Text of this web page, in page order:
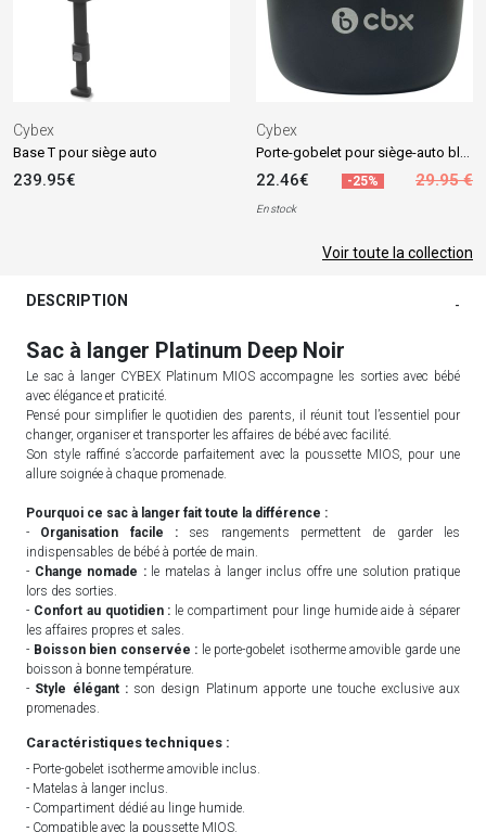
Cybex
Base T pour siège auto
239.95€
Cybex
Porte-gobelet pour siège-auto black
22.46€ -25% 29.95 €
En stock
Voir toute la collection
DESCRIPTION -
Sac à langer Platinum Deep Noir
Le sac à langer CYBEX Platinum MIOS accompagne les sorties avec bébé
avec élégance et praticité.
Pensé pour simplifier le quotidien des parents, il réunit tout l’essentiel pour
changer, organiser et transporter les affaires de bébé avec facilité.
Son style raffiné s’accorde parfaitement avec la poussette MIOS, pour une
allure soignée à chaque promenade.
Pourquoi ce sac à langer fait toute la différence :
- Organisation facile : ses rangements permettent de garder les
indispensables de bébé à portée de main.
- Change nomade :le matelas à langer inclus offre une solution pratique
lors des sorties.
- Confort au quotidien : le compartiment pour linge humide aide à séparer
les affaires propres et sales.
- Boisson bien conservée : le porte-gobelet isotherme amovible garde une
boisson à bonne température.
- Style élégant :son design Platinum apporte une touche exclusive aux
promenades.
Caractéristiques techniques :
- Porte-gobelet isotherme amovible inclus.
- Matelas à langer inclus.
- Compartiment dédié au linge humide.
- Compatible avec la poussette MIOS.